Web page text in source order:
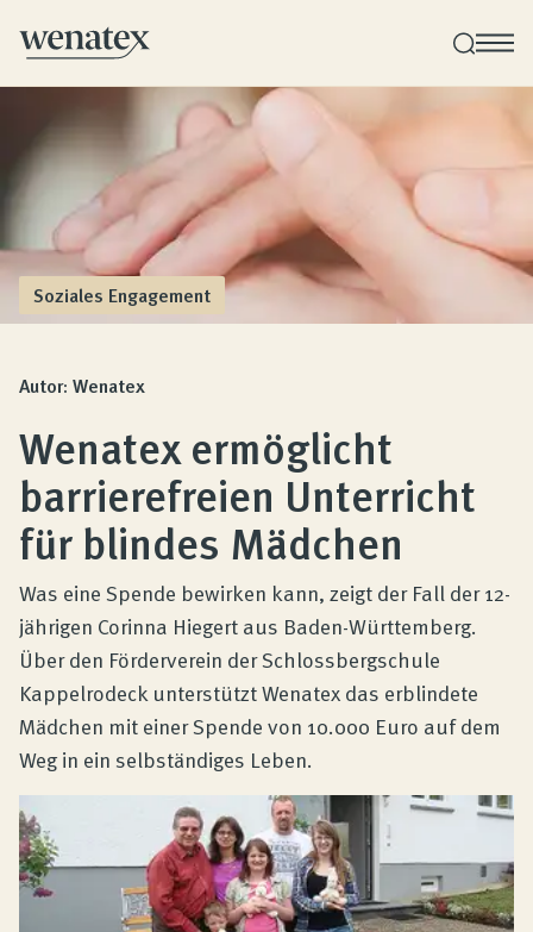
Wenatex Schlafberatung
Individuelle Produktberatung bei Ihnen zu Hause!
Produkte
Qualität und Garantie
Kundenbewertungen
Produktberatung
Unternehmen
Kontakt
Magazin
Soziales Engagement
Autor: Wenatex
Wenatex ermöglicht
barrierefreien Unterricht
für blindes Mädchen
Was eine Spende bewirken kann, zeigt der Fall der 12-
jährigen Corinna Hiegert aus Baden-Württemberg.
Über den Förderverein der Schlossbergschule
Kappelrodeck unterstützt Wenatex das erblindete
Mädchen mit einer Spende von 10.000 Euro auf dem
Weg in ein selbständiges Leben.